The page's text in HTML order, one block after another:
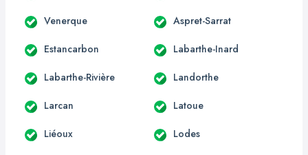
Venerque Aspret-Sarrat
Estancarbon Labarthe-Inard
Labarthe-Rivière Landorthe
Larcan Latoue
Liéoux Lodes